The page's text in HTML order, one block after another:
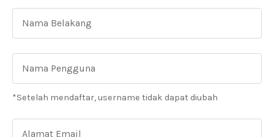
*Setelah mendaftar, username tidak dapat diubah